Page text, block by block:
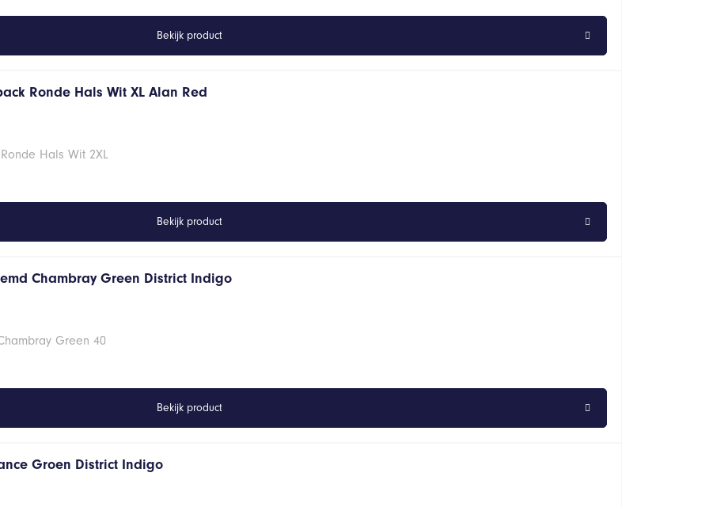
Bekijk product
Ronde Hals Wit XL Alan Red
Hals Wit 2XL
Bekijk product
Chambray Green District Indigo
Green 40
Bekijk product
Groen District Indigo